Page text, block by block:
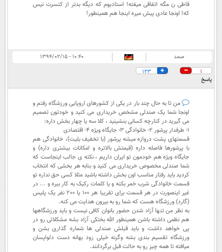
قاطی ن مگه اتفاقی میفته! استادیوم که دیگه بدتر از کنسرت نیس
که! اونجا عادی پیش میره اینجا هم همینطور!
صمد
۱۰:۴۰ - ۱۳۹۴/۰۲/۱۵
1
123
پاسخ
من تا به حال چند بار در یکی از کشورهای اروپایی ورزشگاه رفتم و
اونجا شما یک صندلی مشخص خریداری می کنید و خودتون تصمیم
می گیرید در کنارچه کسانی بنشینید ، کلا سه یا چهار بخش داره:
1- طرفدار پرشور 2- خانوادگی 3- جایگاه ویژه 4- اقتصادی
قسمتهای پشت دروازه میشه پرشور (با تخفیف بلیت)، خانوادگی هم
با پرشورها فاصله داره (قیمتش بالاتره و امکانات بیشتری داره) و
جایگاه ویژه هم خودمون تو ایران داریم ، نکته ی جالب اینجاست که
شما صندلی مخصوص خریداری می کنید و بنابه هر بخشی که انتخاب
کردید باید رفتار مناسب اون بخش داشته باشید مثلا کسی حق نداره تو
قسمت خانوادگی شرب خمر بکنه و یا کلمات رکیک به کار ببره و ... در
غیر اینصورت در هر قسمت برای تقریبا هر 100 یا 200 نفر یک پلیس
(گارد) ورزشگاه هست که شما رو به بیرون هدایت می کنه.
به نظر من تنها آزاد شدن حضور بانوان کافی نیست و باید ورزشگاهها
هم نظمی داشته باشن همینطور الله بختکی آزاد بشه مشکلاتی رو در
پی خواهد داشت و باید قبلش صندلی ها شماره گذاری بشن و
ورزشگاه تقسیم بندی بشه وگرنه خیلی زود بهانه دست دلواپسان
میافته تا همه چیز رو به حالت قبل برگردانند.